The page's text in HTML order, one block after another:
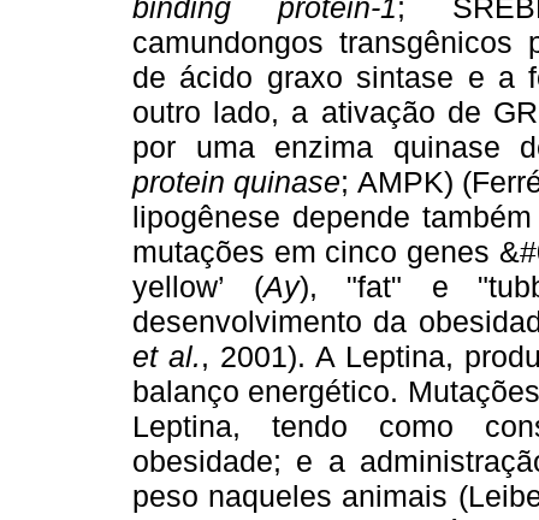
binding protein-1;
camundongos transgênicos
de ácido graxo sintase e a
outro lado, a ativação de
por uma enzima quinase
protein quinase; AMPK)
lipogênese depende
mutações em cinco genes
yellow’ (Ay), "fat" e
desenvolvimento da
et al., 2001). A Leptina,
balanço energético.
Leptina, tendo como
obesidade; e a
peso naqueles animais